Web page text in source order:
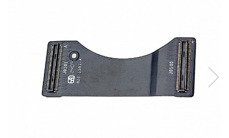
A2338 (M1/M2 13” 2020-2022)
A2442 (M1 14” 2021)
A2485 (M1 16” 2021)
A2779 (M2 14” 2023)
A2918 (M3 14” 2023)